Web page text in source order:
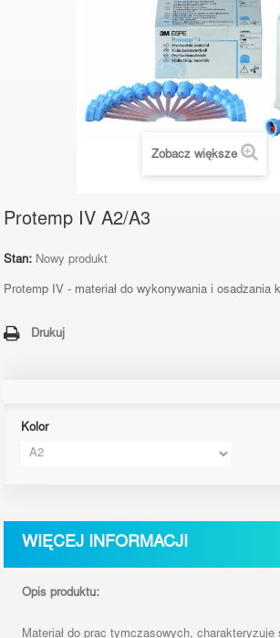
Zobacz większe
Protemp IV A2/A3
Stan: Nowy produkt
Protemp IV - materiał do wykonywania i osadzania
Drukuj
Kolor
WIĘCEJ INFORMACJI
Opis produktu:
Materiał do prac tymczasowych, charakteryzuje